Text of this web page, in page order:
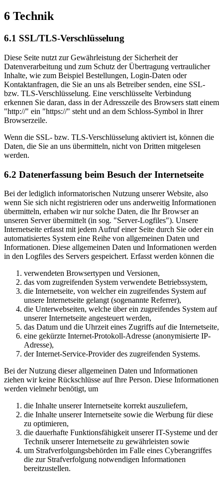
6 Technik
6.1 SSL/TLS-Verschlüsselung
Diese Seite nutzt zur Gewährleistung der Sicherheit der
Datenverarbeitung und zum Schutz der Übertragung vertraulicher
Inhalte, wie zum Beispiel Bestellungen, Login-Daten oder
Kontaktanfragen, die Sie an uns als Betreiber senden, eine SSL-
bzw. TLS-Verschlüsselung. Eine verschlüsselte Verbindung
erkennen Sie daran, dass in der Adresszeile des Browsers statt einem
"http://" ein "https://" steht und an dem Schloss-Symbol in Ihrer
Browserzeile.
Wenn die SSL- bzw. TLS-Verschlüsselung aktiviert ist, können die
Daten, die Sie an uns übermitteln, nicht von Dritten mitgelesen
werden.
6.2 Datenerfassung beim Besuch der Internetseite
Bei der lediglich informatorischen Nutzung unserer Website, also
wenn Sie sich nicht registrieren oder uns anderweitig Informationen
übermitteln, erhaben wir nur solche Daten, die Ihr Browser an
unseren Server übermittelt (in sog. "Server-Logfiles"). Unsere
Internetseite erfasst mit jedem Aufruf einer Seite durch Sie oder ein
automatisiertes System eine Reihe von allgemeinen Daten und
Informationen. Diese allgemeinen Daten und Informationen werden
in den Logfiles des Servers gespeichert. Erfasst werden können die
verwendeten Browsertypen und Versionen,
das vom zugreifenden System verwendete Betriebssystem,
die Internetseite, von welcher ein zugreifendes System auf
unsere Internetseite gelangt (sogenannte Referrer),
die Unterwebseiten, welche über ein zugreifendes System auf
unserer Internetseite angesteuert werden,
das Datum und die Uhrzeit eines Zugriffs auf die Internetseite,
eine gekürzte Internet-Protokoll-Adresse (anonymisierte IP-
Adresse),
der Internet-Service-Provider des zugreifenden Systems.
Bei der Nutzung dieser allgemeinen Daten und Informationen
ziehen wir keine Rückschlüsse auf Ihre Person. Diese Informationen
werden vielmehr benötigt, um
die Inhalte unserer Internetseite korrekt auszuliefern,
die Inhalte unserer Internetseite sowie die Werbung für diese
zu optimieren,
die dauerhafte Funktionsfähigkeit unserer IT-Systeme und der
Technik unserer Internetseite zu gewährleisten sowie
um Strafverfolgungsbehörden im Falle eines Cyberangriffes
die zur Strafverfolgung notwendigen Informationen
bereitzustellen.